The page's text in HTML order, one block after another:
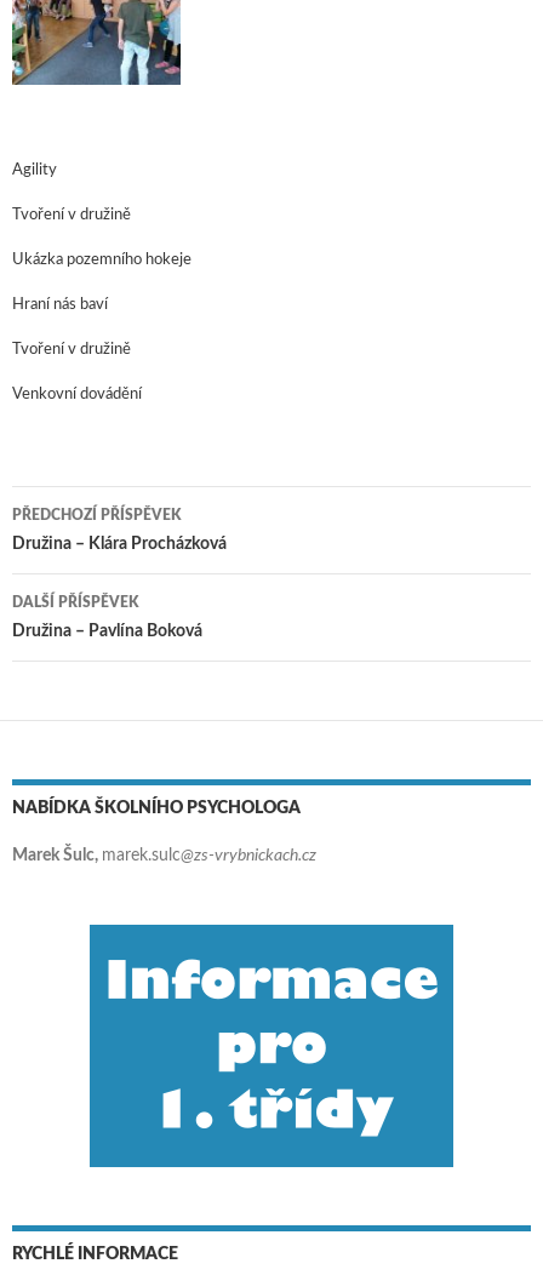
Agility
Tvoření v družině
Ukázka pozemního hokeje
Hraní nás baví
Tvoření v družině
Venkovní dovádění
Navigace pro příspěvky
PŘEDCHOZÍ PŘÍSPĚVEK
Družina – Klára Procházková
DALŠÍ PŘÍSPĚVEK
Družina – Pavlína Boková
NABÍDKA ŠKOLNÍHO PSYCHOLOGA
Marek Šulc, marek.sulc@zs-vrybnickach.cz
RYCHLÉ INFORMACE